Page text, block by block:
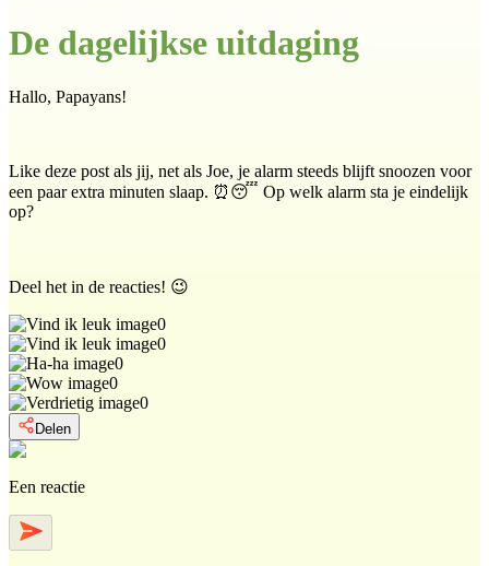
De dagelijkse uitdaging
Hallo, Papayans!
Like deze post als jij, net als Joe, je alarm steeds blijft snoozen voor
een paar extra minuten slaap. ⏰😴 Op welk alarm sta je eindelijk
op?
Deel het in de reacties! 😉
0
0
0
0
0
Delen
Een reactie